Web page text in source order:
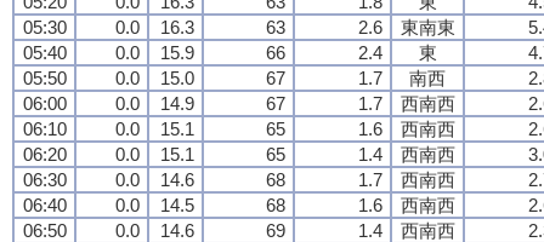
05:30
0.0 16.3 63 2.6 東南東
05:40
0.0 15.9 66 2.4 東
05:50
0.0 15.0 67 1.7 南西
06:00
0.0 14.9 67 1.7 西南西
06:10
0.0 15.1 65 1.6 西南西
06:20
0.0 15.1 65 1.4 西南西
06:30
0.0 14.6 68 1.7 西南西
06:40
0.0 14.5 68 1.6 西南西
06:50
0.0 14.6 69 1.4 西南西